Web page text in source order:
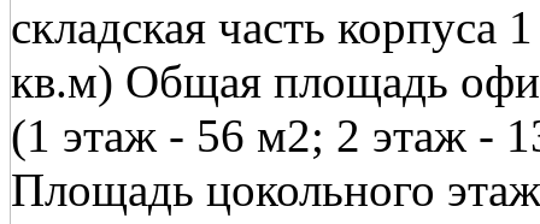
складская часть
кв.м) Общая площадь
(1 этаж - 56 м2; 2 этаж -
Площадь цокольного